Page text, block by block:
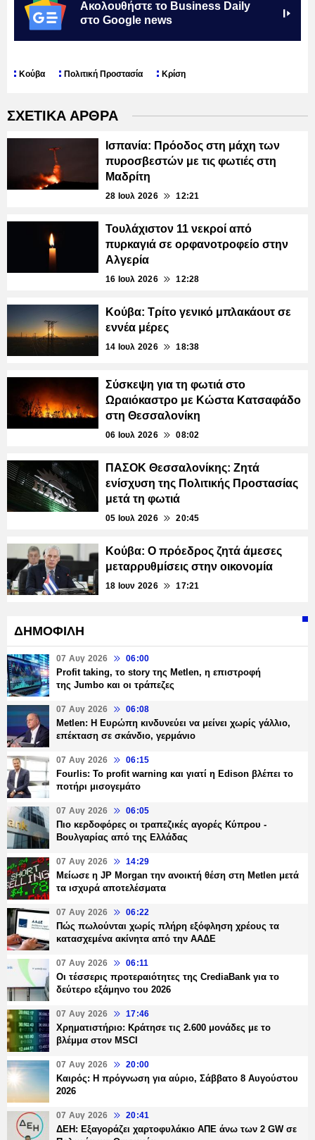
Ακολουθήστε το Business Daily
στο Google news
Κούβα Πολιτική Προστασία Κρίση
ΣΧΕΤΙΚΑ ΑΡΘΡΑ
Ισπανία: Πρόοδος στη μάχη των
πυροσβεστών με τις φωτιές στη
Μαδρίτη
28 Ιουλ 2026 12:21
Τουλάχιστον 11 νεκροί από
πυρκαγιά σε ορφανοτροφείο στην
Αλγερία
16 Ιουλ 2026 12:28
Κούβα: Τρίτο γενικό μπλακάουτ σε
εννέα μέρες
14 Ιουλ 2026 18:38
Σύσκεψη για τη φωτιά στο
Ωραιόκαστρο με Κώστα Κατσαφάδο
στη Θεσσαλονίκη
06 Ιουλ 2026 08:02
ΠΑΣΟΚ Θεσσαλονίκης: Ζητά
ενίσχυση της Πολιτικής Προστασίας
μετά τη φωτιά
05 Ιουλ 2026 20:45
Κούβα: Ο πρόεδρος ζητά άμεσες
μεταρρυθμίσεις στην οικονομία
18 Ιουν 2026 17:21
ΔΗΜΟΦΙΛΗ
07 Αυγ 2026 06:00
Profit taking, το story της Metlen, η επιστροφή
της Jumbo και οι τράπεζες
07 Αυγ 2026 06:08
Metlen: Η Ευρώπη κινδυνεύει να μείνει χωρίς γάλλιο,
επέκταση σε σκάνδιο, γερμάνιο
07 Αυγ 2026 06:15
Fourlis: Το profit warning και γιατί η Edison βλέπει το
ποτήρι μισογεμάτο
07 Αυγ 2026 06:05
Πιο κερδοφόρες οι τραπεζικές αγορές Κύπρου -
Βουλγαρίας από της Ελλάδας
07 Αυγ 2026 14:29
Μείωσε η JP Morgan την ανοικτή θέση στη Metlen μετά
τα ισχυρά αποτελέσματα
07 Αυγ 2026 06:22
Πώς πωλούνται χωρίς πλήρη εξόφληση χρέους τα
κατασχεμένα ακίνητα από την ΑΑΔΕ
07 Αυγ 2026 06:11
Οι τέσσερις προτεραιότητες της CrediaBank για το
δεύτερο εξάμηνο του 2026
07 Αυγ 2026 17:46
Χρηματιστήριο: Κράτησε τις 2.600 μονάδες με το
βλέμμα στον MSCI
07 Αυγ 2026 20:00
Καιρός: Η πρόγνωση για αύριο, Σάββατο 8 Αυγούστου
2026
07 Αυγ 2026 20:41
ΔΕΗ: Εξαγοράζει χαρτοφυλάκιο ΑΠΕ άνω των 2 GW σε